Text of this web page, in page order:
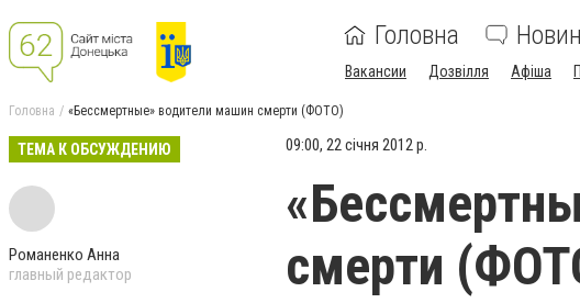
Головна
Вакансии Дозвілля Афіша
Головна «Бессмертные» водители машин смерти (ФОТО)
ТЕМА К ОБСУЖДЕНИЮ
Романенко Анна
главный редактор
09:00, 22 січня 2012 р.
смерти